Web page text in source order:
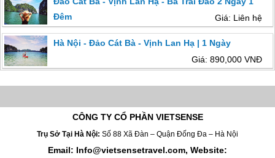
Đêm
Giá: Liên hệ
Hà Nội - Đảo Cát Bà - Vịnh Lan Hạ | 1 Ngày
Giá: 890,000 VNĐ
CÔNG TY CỔ PHẦN VIETSENSE
Trụ Sở Tại Hà Nội: Số 88 Xã Đàn – Quận Đống Đa – Hà Nội
Email: Info@vietsensetravel.com, Website: